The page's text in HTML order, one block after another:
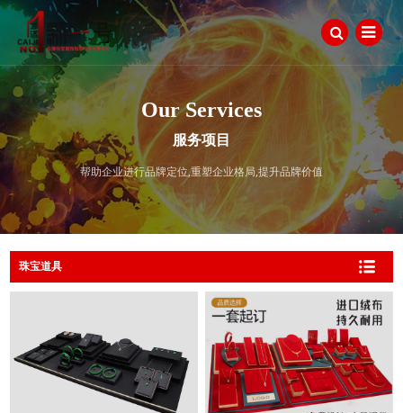
Our Services
服务项目
帮助企业进行品牌定位,重塑企业格局,提升品牌价值
珠宝道具